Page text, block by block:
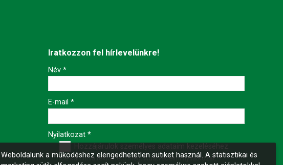
Iratkozzon fel hírlevelünkre!
-
-
-
Név*
E-mail*
Nyilatkozat*
Hozzájárulok személyes adataim kezeléséhez.
Ide kattintva tekinthető meg:Adatvédelmi nyilatkozat.
Weboldalunk a működéshez elengedhetetlen sütiket használ. A statisztikai és